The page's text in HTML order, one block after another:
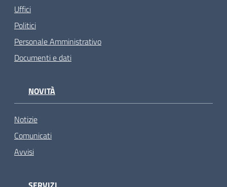
Uffici
Politici
Personale Amministrativo
Documenti e dati
NOVITÀ
Notizie
Comunicati
Avvisi